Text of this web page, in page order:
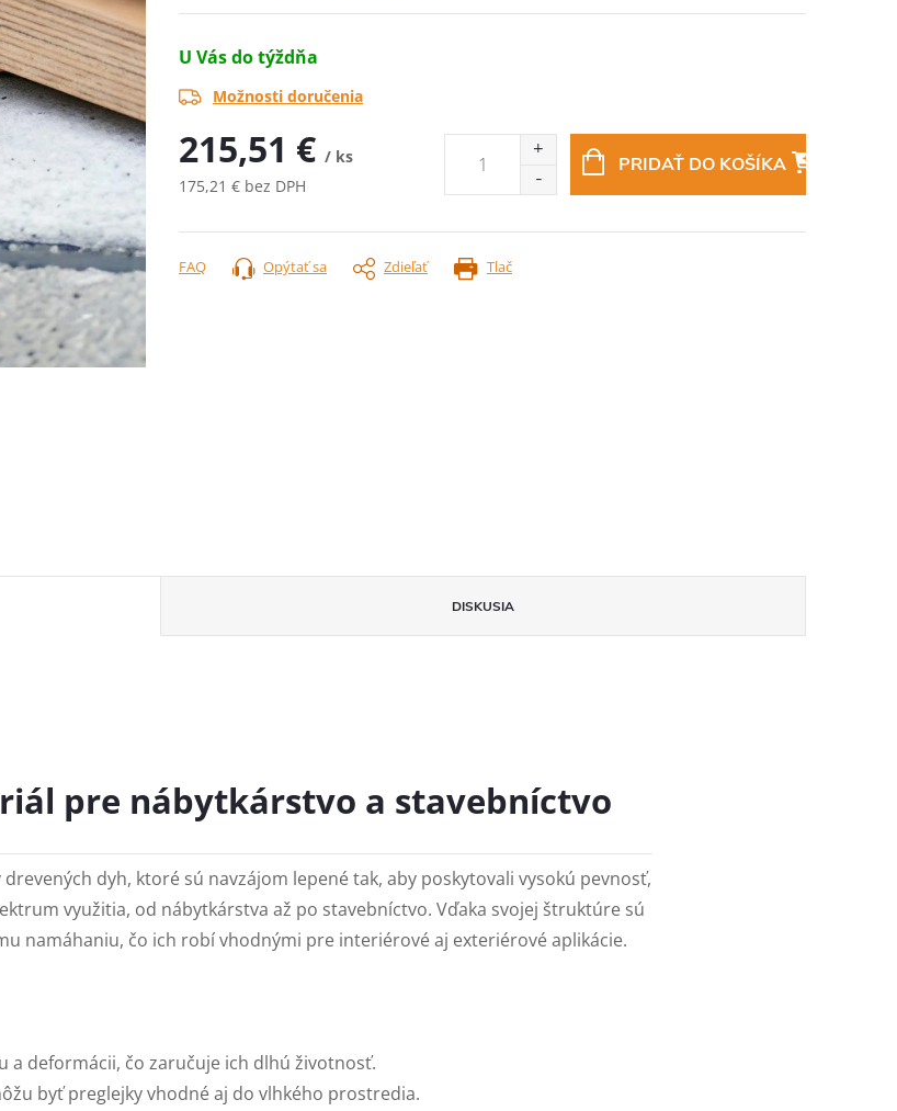
U Vás do týždňa
Možnosti doručenia
215,51 € / ks
175,21 € bez DPH
cena:
PRIDAŤ DO KOŠÍKA
Tlač
Opýtať sa Zdieľať
FAQ
DISKUSIA
pre nábytkárstvo a stavebníctvo
dyh, ktoré sú navzájom lepené tak, aby poskytovali vysokú pevnosť,
využitia, od nábytkárstva až po stavebníctvo. Vďaka svojej štruktúre sú
namáhaniu, čo ich robí vhodnými pre interiérové aj exteriérové aplikácie.
a deformácii, čo zaručuje ich dlhú životnosť.
byť preglejky vhodné aj do vlhkého prostredia.